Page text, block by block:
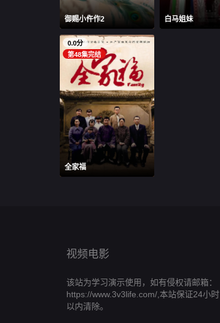
御赐小仵作2 白马姐妹
0.0分
第48集完结
全家福
视频电影
该站为学习演示使用，如有侵权请邮箱：
https://www.3v3life.com/,本站保证24小时
以内清除。